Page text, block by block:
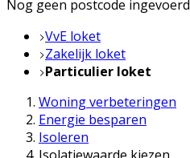
Nog geen postcode ingevoerd
VvE loket
Zakelijk loket
Particulier loket
Woning verbeteringen
Energie besparen
Isoleren